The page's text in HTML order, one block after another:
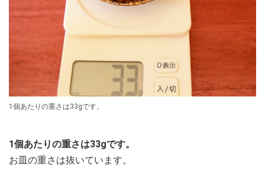
1個あたりの重さは33gです。
1個あたりの重さは33gです。
お皿の重さは抜いています。